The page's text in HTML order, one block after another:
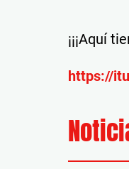
¡¡¡Aquí
https://